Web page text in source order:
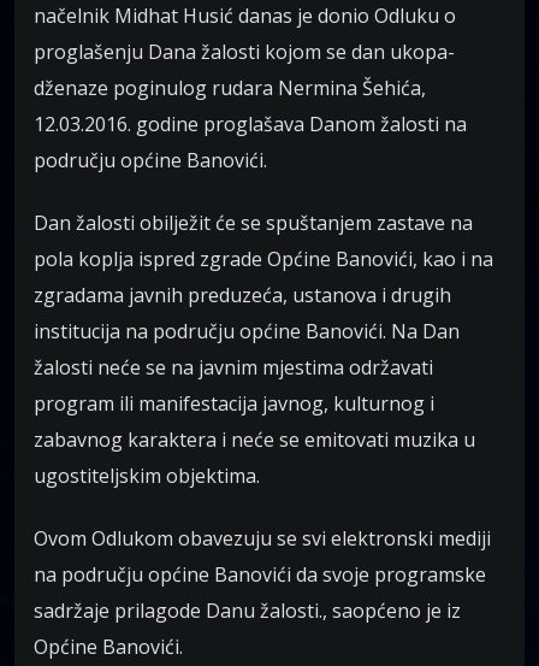
načelnik Midhat Husić danas je donio Odluku o
proglašenju Dana žalosti kojom se dan ukopa-
dženaze poginulog rudara Nermina Šehića,
12.03.2016. godine proglašava Danom žalosti na
području općine Banovići.
Dan žalosti obilježit će se spuštanjem zastave na
pola koplja ispred zgrade Općine Banovići, kao i na
zgradama javnih preduzeća, ustanova i drugih
institucija na području općine Banovići. Na Dan
žalosti neće se na javnim mjestima održavati
program ili manifestacija javnog, kulturnog i
zabavnog karaktera i neće se emitovati muzika u
ugostiteljskim objektima.
Ovom Odlukom obavezuju se svi elektronski mediji
na području općine Banovići da svoje programske
sadržaje prilagode Danu žalosti., saopćeno je iz
Općine Banovići.